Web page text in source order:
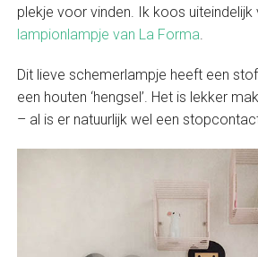
plekje voor vinden. Ik koos
lampionlampje van La Forma.
Dit lieve schemerlampje heeft een
een houten ‘hengsel’. Het is lekker
– al is er natuurlijk wel een